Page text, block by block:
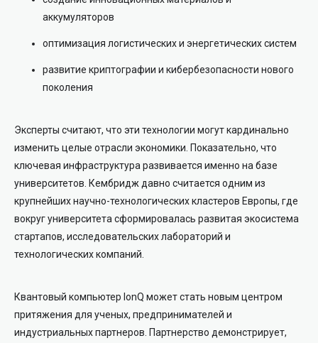
аккумуляторов
оптимизация логистических и энергетических систем
развитие криптографии и кибербезопасности нового
поколения
Эксперты считают, что эти технологии могут кардинально
изменить целые отрасли экономики. Показательно, что
ключевая инфраструктура развивается именно на базе
университетов. Кембридж давно считается одним из
крупнейших научно-технологических кластеров Европы, где
вокруг университета сформировалась развитая экосистема
стартапов, исследовательских лабораторий и
технологических компаний.
Квантовый компьютер IonQ может стать новым центром
притяжения для ученых, предпринимателей и
индустриальных партнеров. Партнерство демонстрирует,